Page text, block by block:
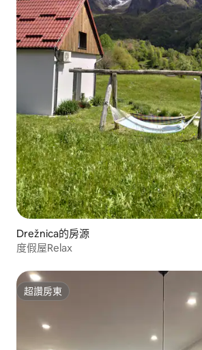
Drežnica的房源
度假屋Relax
超讚房東
超讚房東